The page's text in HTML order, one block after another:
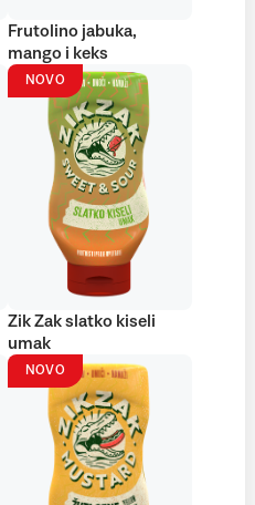
Frutolino jabuka,
mango i keks
NOVO
Zik Zak slatko kiseli
umak
NOVO